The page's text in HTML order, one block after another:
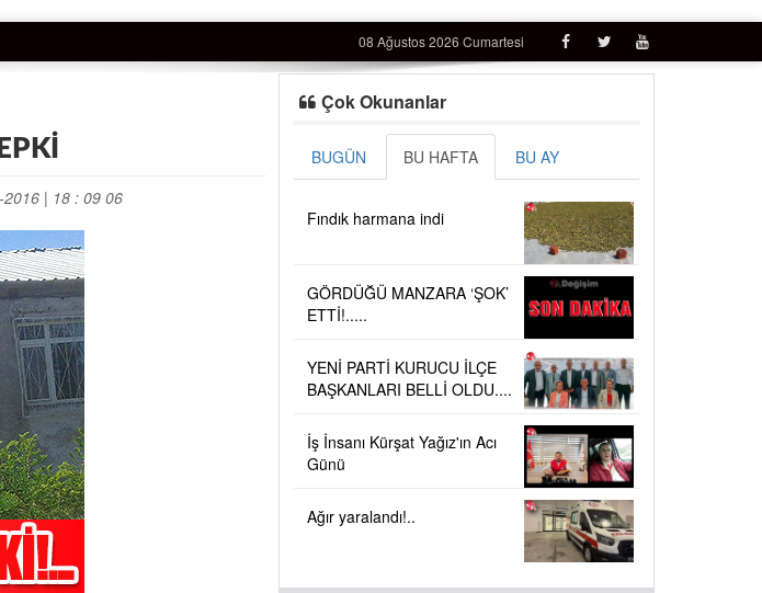
08 Ağustos 2026 Cumartesi
| 18 : 09 06
Çok Okunanlar
BUGÜN BU HAFTA BU AY
Fındık harmana indi
GÖRDÜĞÜ MANZARA ‘ŞOK’
ETTİ!.....
YENİ PARTİ KURUCU İLÇE
BAŞKANLARI BELLİ OLDU....
İş İnsanı Kürşat Yağız'ın Acı
Günü
Ağır yaralandı!..